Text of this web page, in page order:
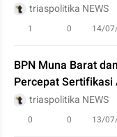
triaspolitika NEWS
1 0 14/
BPN Muna Barat
Percepat Sertifikasi
triaspolitika NEWS
0 0 13/